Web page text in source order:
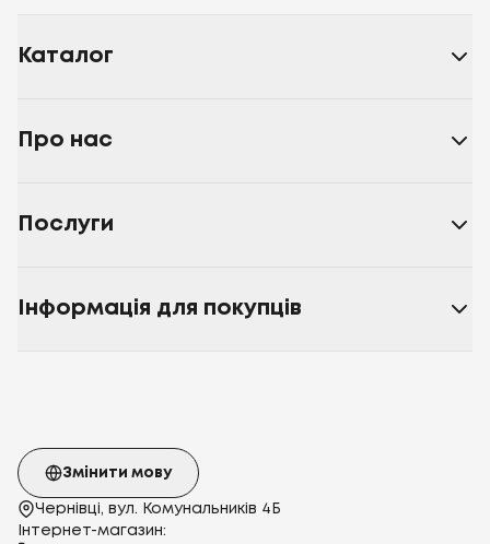
Каталог
Про нас
Послуги
Інформація для покупців
Чернівці, вул. Комунальників 4Б
Інтернет-магазин:
Змінити мову